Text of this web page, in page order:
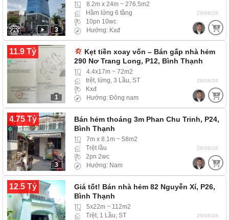
3
8.2m x 24m ~ 276.5m2
Hầm lửng 6 tầng
10pn 10wc
Hướng: Kxđ
29/06/26
11.9 Tỷ
1
Kẹt tiền xoay vốn – Bán gấp nhà hẻm
290 Nơ Trang Long, P12, Bình Thạnh
4.4x17m ~ 72m2
trệt, lửng, 3 Lầu, ST
Kxđ
Hướng: Đông nam
28/06/26
4.75 Tỷ
3
Bán hẻm thoáng 3m Phan Chu Trinh, P24,
Bình Thạnh
7m x 8.1m ~ 58m2
Trệt lầu
2pn 2wc
Hướng: Nam
28/06/26
12.5 Tỷ
Giá tốt! Bán nhà hẻm 82 Nguyễn Xí, P26,
Bình Thạnh
5x22m ~ 112m2
Trệt, 1 Lầu, ST
25/06/26